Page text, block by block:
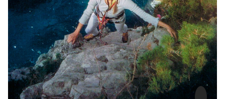
Campania
Felix
Umberto
Storia di
Copertina